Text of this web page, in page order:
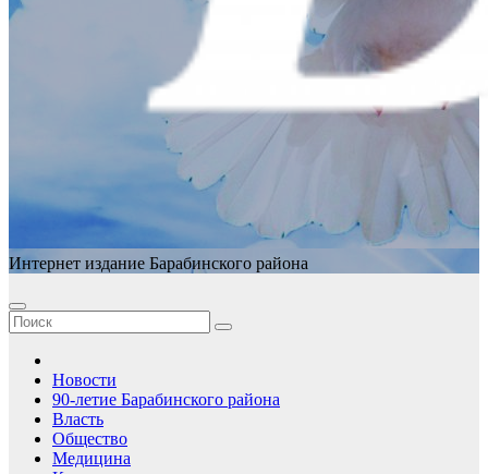
Интернет издание Барабинского района
Новости
90-летие Барабинского района
Власть
Общество
Медицина